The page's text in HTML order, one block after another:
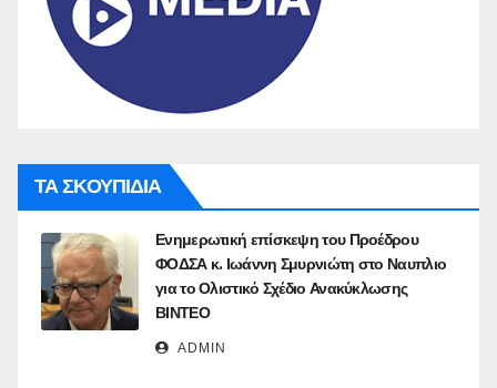
ΤΑ ΣΚΟΥΠΙΔΙΑ
Ενημερωτική επίσκεψη του Προέδρου
ΦΟΔΣΑ κ. Ιωάννη Σμυρνιώτη στο Ναυπλιο
για το Ολιστικό Σχέδιο Ανακύκλωσης
ΒΙΝΤΕΟ
ADMIN